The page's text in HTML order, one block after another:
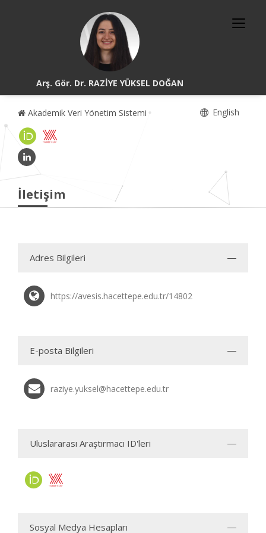
Arş. Gör. Dr. RAZİYE YÜKSEL DOĞAN
Akademik Veri Yönetim Sistemi English
İletişim
Adres Bilgileri
https://avesis.hacettepe.edu.tr/14802
E-posta Bilgileri
raziye.yuksel@hacettepe.edu.tr
Uluslararası Araştırmacı ID'leri
Sosyal Medya Hesapları